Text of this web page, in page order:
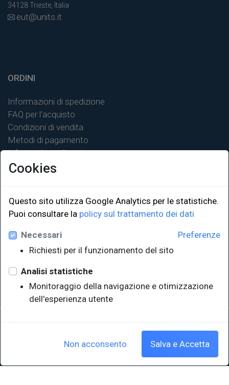
34128 Trieste, Italia
eut@units.it
ORDINI
Informazioni di spedizione
FAQ per l'acquisto
Condizioni di vendita
Metodi di pagamento
Informativa sulla privacy
LINK ISTITUZIONALI
Università degli Studi di Trieste
Sistema Bibliotecario di Ateneo
EUT in cifre
P.IVA 00211830328 - C.F. 80013890324 - P.E.C.: ateneo@pec.units.it
Cookies
Questo sito utilizza Google Analytics per le statistiche.
Puoi consultare la policy sul trattamento dei dati
Preferenze
Necessari
Richiesti per il funzionamento del sito
Analisi statistiche
Monitoraggio della navigazione e otimizzazione
dell'esperienza utente
Non acconsento Salva e Accetta